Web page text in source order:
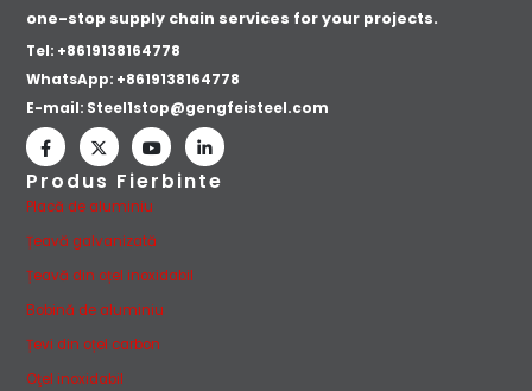
one-stop supply chain services for your projects.
Tel: +8619138164778
WhatsApp: +8619138164778
E-mail: Steel1stop@gengfeisteel.com
Produs Fierbinte
Placă de aluminiu
Țeavă galvanizată
Țeavă din oțel inoxidabil
Bobină de aluminiu
Țevi din oțel carbon
Oţel inoxidabil